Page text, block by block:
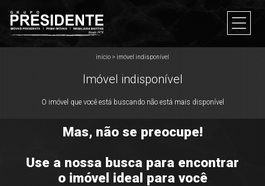
início > imóvel indisponível
Imóvel indisponível
O imóvel que você está buscando não está mais disponível
Mas, não se preocupe!
Use a nossa busca para encontrar
o imóvel ideal para você